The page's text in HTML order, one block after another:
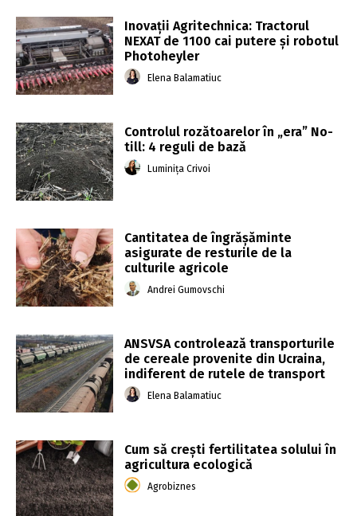
Inovații Agritechnica: Tractorul
NEXAT de 1100 cai putere și robotul
Photoheyler
Elena Balamatiuc
Controlul rozătoarelor în „era” No-
till: 4 reguli de bază
Luminița Crivoi
Cantitatea de îngrășăminte
asigurate de resturile de la
culturile agricole
Andrei Gumovschi
ANSVSA controlează transporturile
de cereale provenite din Ucraina,
indiferent de rutele de transport
Elena Balamatiuc
Cum să crești fertilitatea solului în
agricultura ecologică
Agrobiznes